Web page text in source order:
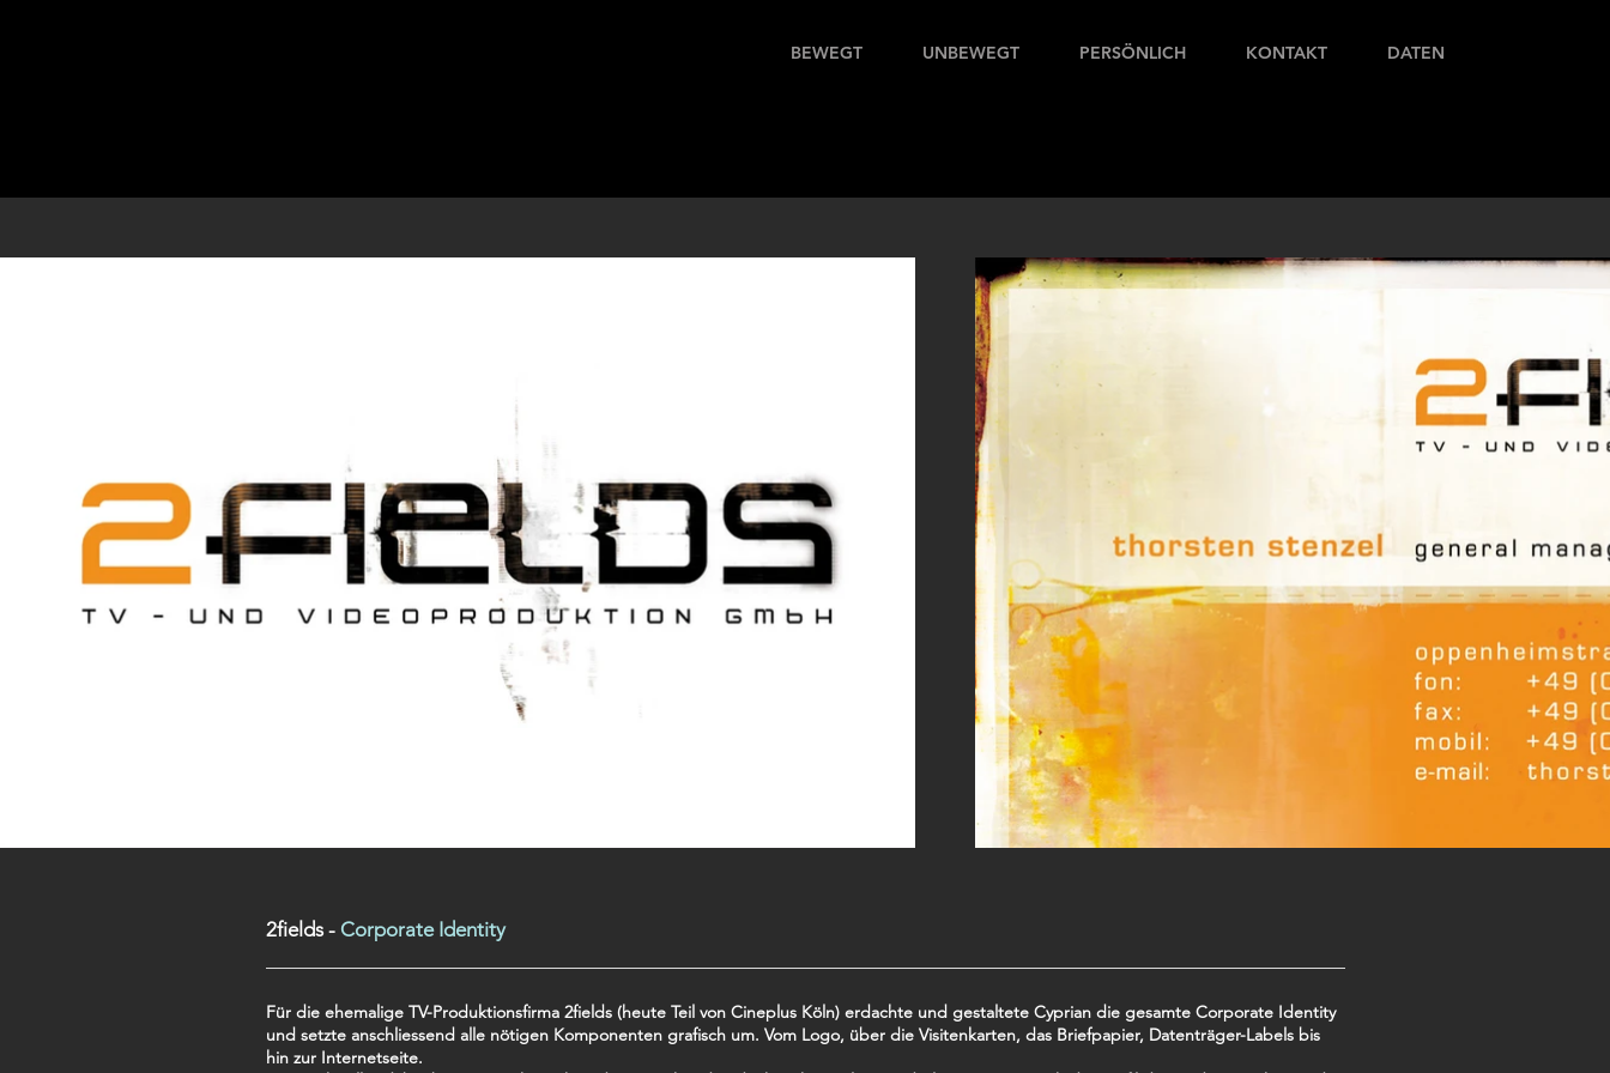
BEWEGT UNBEWEGT PERSÖNLICH KONTAKT DATEN
2fields - Corporate Identity
Für die ehemalige TV-Produktionsfirma 2fields (heute Teil von Cineplus Köln) erdachte und gestaltete Cyprian die gesamte Corporate Identity
und setzte anschliessend alle nötigen Komponenten grafisch um. Vom Logo, über die Visitenkarten, das Briefpapier, Datenträger-Labels bis
hin zur Internetseite.